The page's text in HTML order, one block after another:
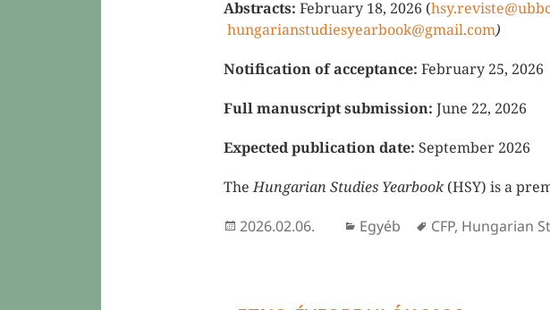
Abstracts: February 18, 2026 (
hungarianstudiesyearbook@gmail.com)
Notification of acceptance: February 25, 2026
Full manuscript submission: June 22, 2026
Expected publication date: September 2026
TheHungarian Studies Yearbook(HSY) is a
Közzétéve
2026.02.06. Kategória
Egyéb Címke
CFP, Hungarian